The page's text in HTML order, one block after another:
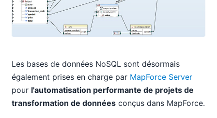
Les bases de données NoSQL sont désormais
également prises en charge par MapForce Server
pour l'automatisation performante de projets de
transformation de données conçus dans MapForce.